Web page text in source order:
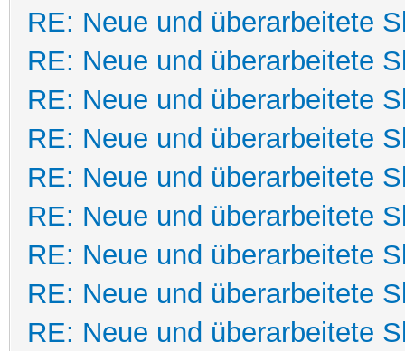
RE: Neue und überarbeitete
RE: Neue und überarbeitete
RE: Neue und überarbeitete
RE: Neue und überarbeitete
RE: Neue und überarbeitete
RE: Neue und überarbeitete
RE: Neue und überarbeitete
RE: Neue und überarbeitete
RE: Neue und überarbeitete